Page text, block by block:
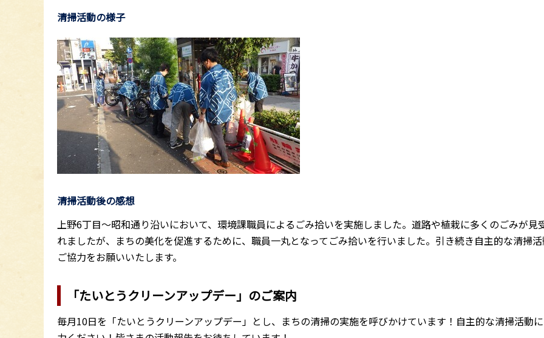
清掃活動の様子
清掃活動後の感想
上野6丁目～昭和通り沿いにおいて、環境課職員によるごみ拾いを実施しました。道路や植栽に多くのごみが見
れましたが、まちの美化を促進するために、職員一丸となってごみ拾いを行いました。引き続き自主的な清掃
ご協力をお願いいたします。
「たいとうクリーンアップデー」のご案内
毎月10日を「たいとうクリーンアップデー」とし、まちの清掃の実施を呼びかけています！自主的な清掃活動